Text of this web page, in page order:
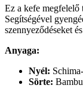
Ez a kefe megfelelő
Segítségével
szennyeződéseket
Anyaga:
Nyél:
Sörte: